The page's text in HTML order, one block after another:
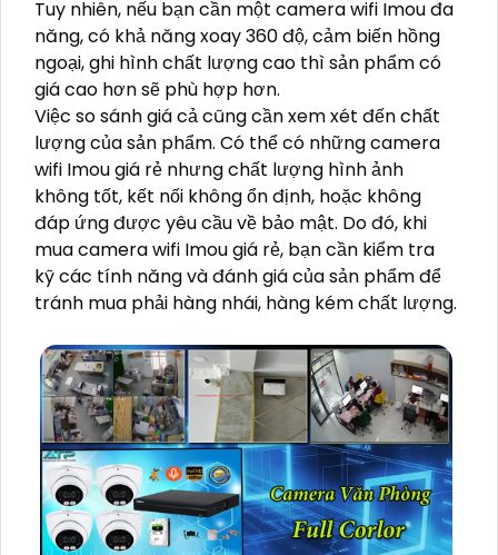
Tuy nhiên, nếu bạn cần một camera wifi Imou đa
năng, có khả năng xoay 360 độ, cảm biến hồng
ngoại, ghi hình chất lượng cao thì sản phẩm có
giá cao hơn sẽ phù hợp hơn.
Việc so sánh giá cả cũng cần xem xét đến chất
lượng của sản phẩm. Có thể có những camera
wifi Imou giá rẻ nhưng chất lượng hình ảnh
không tốt, kết nối không ổn định, hoặc không
đáp ứng được yêu cầu về bảo mật. Do đó, khi
mua camera wifi Imou giá rẻ, bạn cần kiểm tra
kỹ các tính năng và đánh giá của sản phẩm để
tránh mua phải hàng nhái, hàng kém chất lượng.